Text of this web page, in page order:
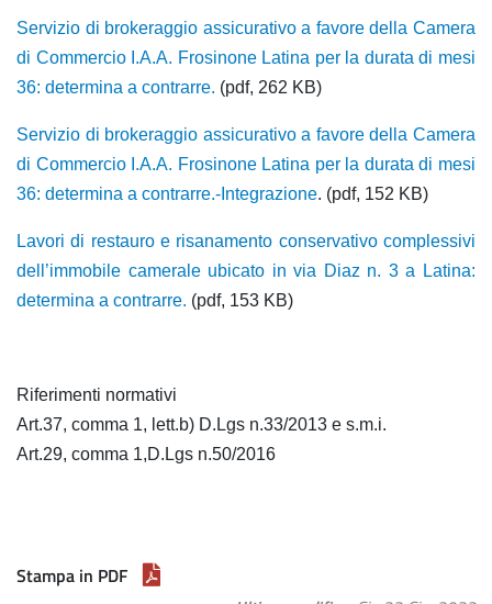
Servizio di brokeraggio assicurativo a favore della Camera
di Commercio I.A.A. Frosinone Latina per la durata di mesi
36: determina a contrarre. (pdf, 262 KB)
Servizio di brokeraggio assicurativo a favore della Camera
di Commercio I.A.A. Frosinone Latina per la durata di mesi
36: determina a contrarre.-Integrazione. (pdf, 152 KB)
Lavori di restauro e risanamento conservativo complessivi
dell’immobile camerale ubicato in via Diaz n. 3 a Latina:
determina a contrarre. (pdf, 153 KB)
Riferimenti normativi
Art.37, comma 1, lett.b) D.Lgs n.33/2013 e s.m.i.
Art.29, comma 1,D.Lgs n.50/2016
Stampa in PDF